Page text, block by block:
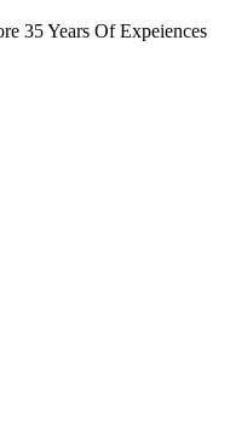
35 Years Of Expeiences